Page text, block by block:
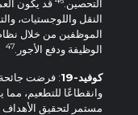
التحصين.
قد يكون العمال
النقل واللوجستيات،
الموظفين من خلال نظام
الوظيفة ودفع الأجور.47
كوفيد-19
وانقطاعًا للتطعيم، مما
مستمر لتحقيق الأهداف